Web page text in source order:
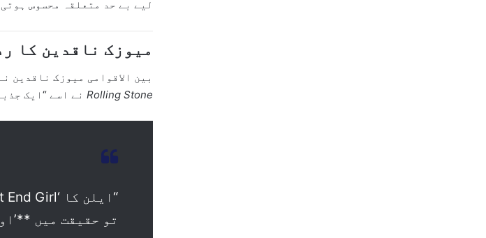
لیے بے حد متعلقہ محسوس ہوتی
میوزک ناقدین کا
بین الاقوامی میوزک ناقدین
Rolling Stone نے اسے “ایک
تو حقیقت میں